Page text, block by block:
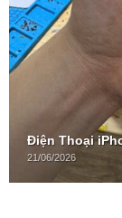
Điện Thoại
21/06/2026